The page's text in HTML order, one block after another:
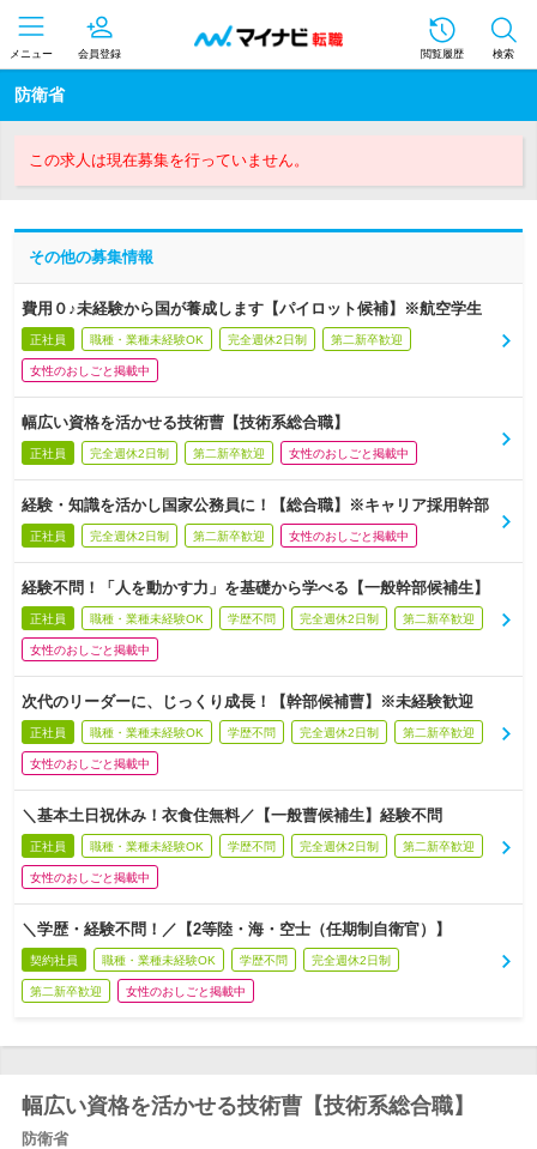
メニュー 会員登録 閲覧履歴 検索
防衛省
この求人は現在募集を行っていません。
その他の募集情報
費用０♪未経験から国が養成します【パイロット候補】※航空学生
正社員 職種・業種未経験OK 完全週休2日制 第二新卒歓迎
女性のおしごと掲載中
幅広い資格を活かせる技術曹【技術系総合職】
正社員 完全週休2日制 第二新卒歓迎 女性のおしごと掲載中
経験・知識を活かし国家公務員に！【総合職】※キャリア採用幹部
正社員 完全週休2日制 第二新卒歓迎 女性のおしごと掲載中
経験不問！「人を動かす力」を基礎から学べる【一般幹部候補生】
正社員 職種・業種未経験OK 学歴不問 完全週休2日制 第二新卒歓迎
女性のおしごと掲載中
次代のリーダーに、じっくり成長！【幹部候補曹】※未経験歓迎
正社員 職種・業種未経験OK 学歴不問 完全週休2日制 第二新卒歓迎
女性のおしごと掲載中
＼基本土日祝休み！衣食住無料／【一般曹候補生】経験不問
正社員 職種・業種未経験OK 学歴不問 完全週休2日制 第二新卒歓迎
女性のおしごと掲載中
＼学歴・経験不問！／【2等陸・海・空士（任期制自衛官）】
契約社員 職種・業種未経験OK 学歴不問 完全週休2日制
第二新卒歓迎 女性のおしごと掲載中
幅広い資格を活かせる技術曹【技術系総合職】
防衛省